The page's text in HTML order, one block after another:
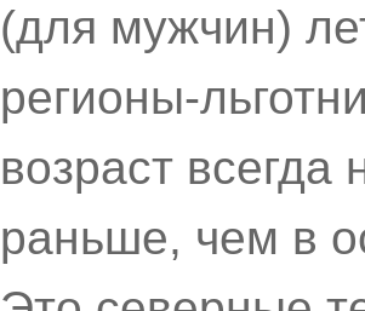
(для мужчин)
регионы-
возраст всегда
раньше, чем в